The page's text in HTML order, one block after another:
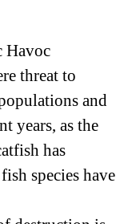
Havoc
threat to
and
years, as the
has
species have